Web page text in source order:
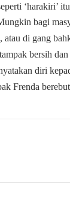
‘harakiri’
bagi
di gang
bersih dan
diri
Frenda